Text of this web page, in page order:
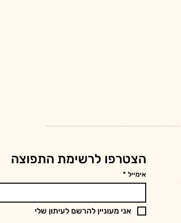
הצטרפו לרשימת התפוצה
אימייל *
אני מעוניין להרשם לעיתון שלי